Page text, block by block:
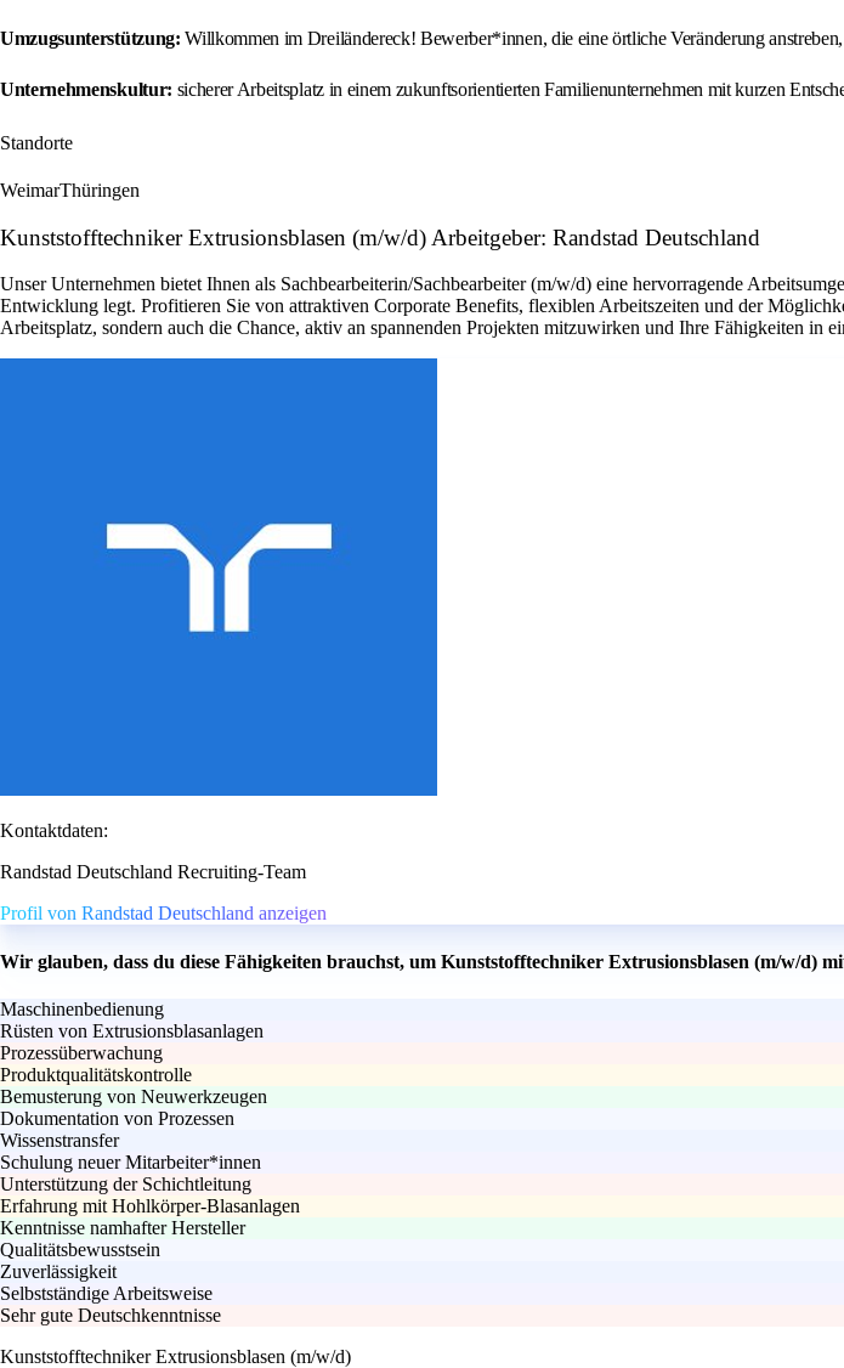
Umzugsunterstützung: Willkommen im Dreiländereck! Bewerber*innen, die eine örtliche Veränderung
Unternehmenskultur: sicherer Arbeitsplatz in einem zukunftsorientierten Familienunternehmen mit kurzen
Standorte
WeimarThüringen
Kunststofftechniker Extrusionsblasen (m/w/d) Arbeitgeber: Randstad Deutschland
Unser Unternehmen bietet Ihnen als Sachbearbeiterin/Sachbearbeiter (m/w/d) eine hervorragende
Entwicklung legt. Profitieren Sie von attraktiven Corporate Benefits, flexiblen Arbeitszeiten und der
Arbeitsplatz, sondern auch die Chance, aktiv an spannenden Projekten mitzuwirken und Ihre Fähigkeiten in
Kontaktdaten:
Randstad Deutschland Recruiting-Team
Profil von Randstad Deutschland anzeigen
Wir glauben, dass du diese Fähigkeiten brauchst, um Kunststofftechniker Extrusionsblasen (m/w/d)
Maschinenbedienung
Rüsten von Extrusionsblasanlagen
Prozessüberwachung
Produktqualitätskontrolle
Bemusterung von Neuwerkzeugen
Dokumentation von Prozessen
Wissenstransfer
Schulung neuer Mitarbeiter*innen
Unterstützung der Schichtleitung
Erfahrung mit Hohlkörper-Blasanlagen
Kenntnisse namhafter Hersteller
Qualitätsbewusstsein
Zuverlässigkeit
Selbstständige Arbeitsweise
Sehr gute Deutschkenntnisse
Kunststofftechniker Extrusionsblasen (m/w/d)